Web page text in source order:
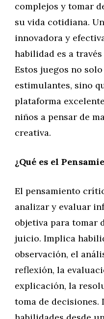
complejos y tomar
su vida cotidiana.
innovadora y
habilidad es a
Estos juegos no
estimulantes, sino
plataforma
niños a pensar de
creativa.
¿Qué es el
El pensamiento
analizar y evaluar
objetiva para tomar
juicio. Implica
observación, el
reflexión, la
explicación, la
toma de decisiones.